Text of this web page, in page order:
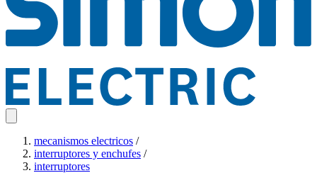
mecanismos electricos /
interruptores y enchufes /
interruptores